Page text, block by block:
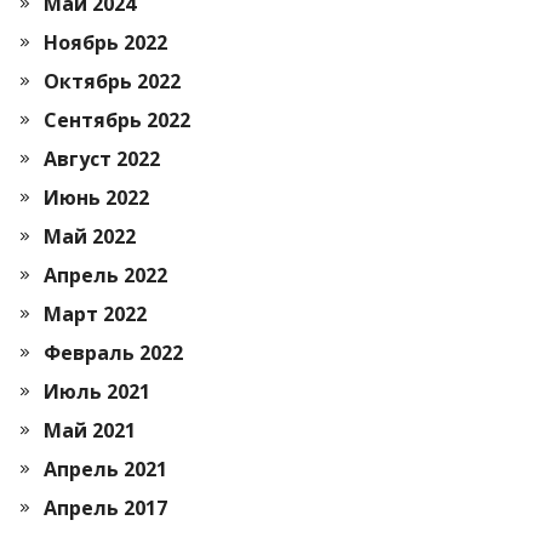
Ноябрь 2022
Октябрь 2022
Сентябрь 2022
Август 2022
Июнь 2022
Май 2022
Апрель 2022
Март 2022
Февраль 2022
Июль 2021
Май 2021
Апрель 2021
Апрель 2017